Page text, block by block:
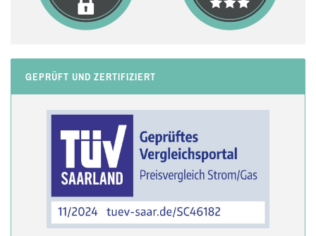
GEPRÜFT UND ZERTIFIZIERT